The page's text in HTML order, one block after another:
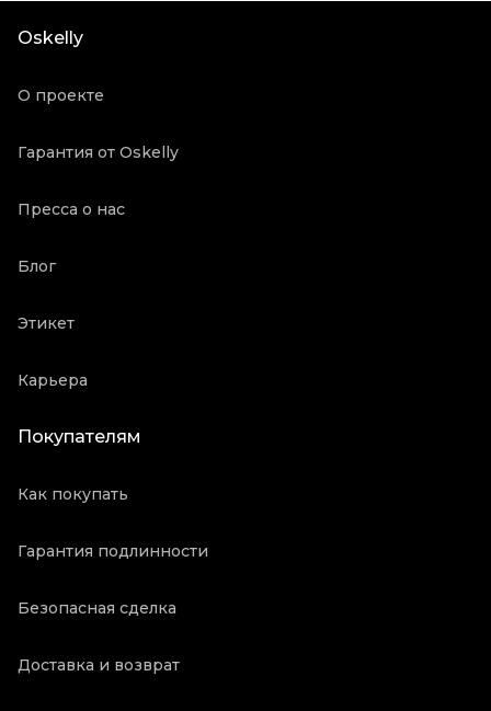
Oskelly
О проекте
Гарантия от Oskelly
Пресса о нас
Блог
Этикет
Карьера
Покупателям
Как покупать
Гарантия подлинности
Безопасная сделка
Доставка и возврат